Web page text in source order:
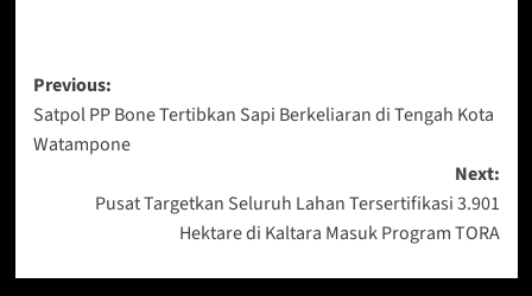
Post
navigation
Previous:
Satpol PP Bone Tertibkan Sapi Berkeliaran di Tengah Kota
Watampone
Next:
Pusat Targetkan Seluruh Lahan Tersertifikasi 3.901
Hektare di Kaltara Masuk Program TORA